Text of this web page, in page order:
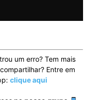
um erro? Tem mais
Entre em
clique aqui